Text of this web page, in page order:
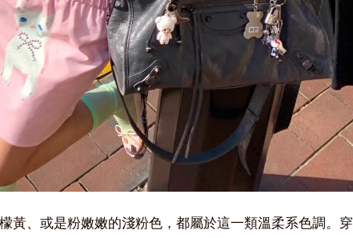
黃、或是粉嫩嫩的淺粉色，都屬於這一類溫柔系色調。穿